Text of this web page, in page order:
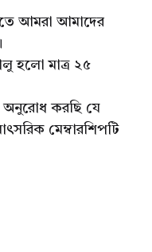
আমরা আমাদের
হলো মাত্র ২৫
অনুরোধ করছি যে
মেম্বারশিপটি